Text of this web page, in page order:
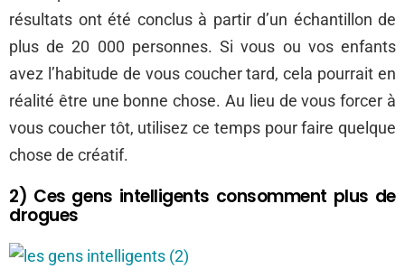
résultats ont été conclus à partir d’un échantillon de
plus de 20 000 personnes. Si vous ou vos enfants
avez l’habitude de vous coucher tard, cela pourrait en
réalité être une bonne chose. Au lieu de vous forcer à
vous coucher tôt, utilisez ce temps pour faire quelque
chose de créatif.
2) Ces gens intelligents consomment plus de
drogues